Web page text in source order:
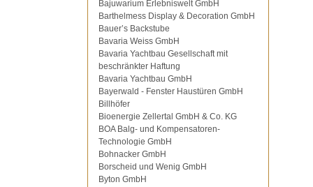
Bajuwarium Erlebniswelt GmbH
Barthelmess Display & Decoration GmbH
Bauer’s Backstube
Bavaria Weiss GmbH
Bavaria Yachtbau Gesellschaft mit
beschränkter Haftung
Bavaria Yachtbau GmbH
Bayerwald - Fenster Haustüren GmbH
Billhöfer
Bioenergie Zellertal GmbH & Co. KG
BOA Balg- und Kompensatoren-
Technologie GmbH
Bohnacker GmbH
Borscheid und Wenig GmbH
Byton GmbH